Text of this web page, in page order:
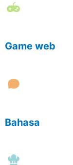
Game web
Bahasa